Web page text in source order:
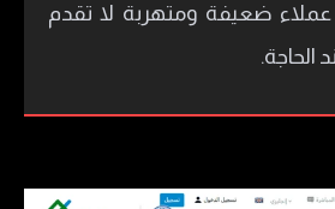
ضعيفة ومتهربة لا تقدم
الحاجة.